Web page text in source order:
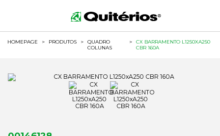
HOMEPAGE > PRODUTOS >
QUADRO
COLUNAS
>
CX BARRAMENTO L1250XA250
CBR 160A